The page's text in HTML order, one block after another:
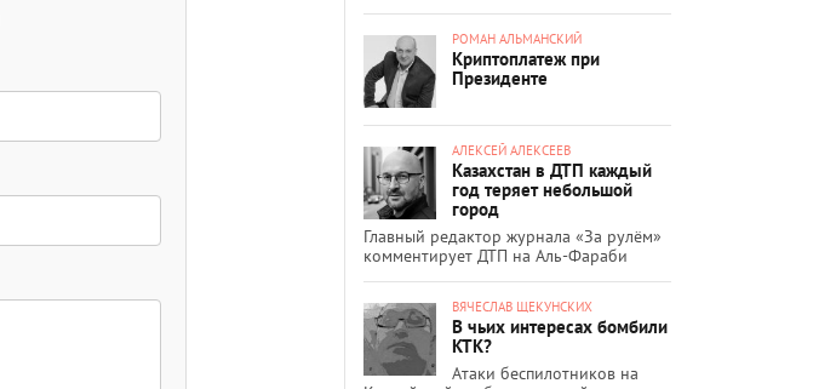
РОМАН АЛЬМАНСКИЙ
Криптоплатеж при
Президенте
АЛЕКСЕЙ АЛЕКСЕЕВ
Казахстан в ДТП каждый
год теряет небольшой
город
Главный редактор журнала «За рулём»
комментирует ДТП на Аль-Фараби
ВЯЧЕСЛАВ ЩЕКУНСКИХ
В чьих интересах бомбили
КТК?
Атаки беспилотников на